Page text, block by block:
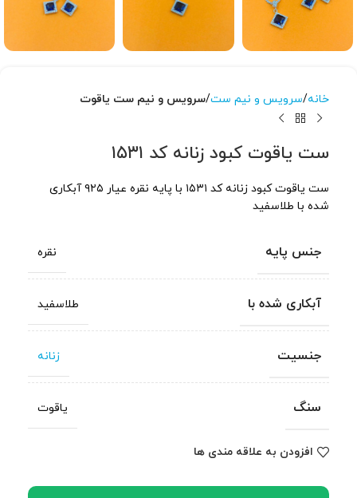
خانه سرویس و نیم ست سرویس و نیم ست یاقوت
ست یاقوت کبود زنانه کد ۱۵۳۱
ست یاقوت کبود زنانه کد ۱۵۳۱ با پایه نقره عیار ۹۲۵ آبکاری
شده با طلاسفید
جنس پایه نقره
آبکاری شده با طلاسفید
جنسیت زنانه
سنگ یاقوت
افزودن به علاقه مندی ها